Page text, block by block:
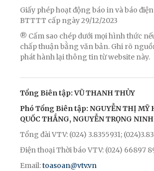
Giấy phép hoạt động báo in và báo
BTTTT cấp ngày 29/12/2023
® Cấm sao chép dưới mọi hình thức
chấp thuận bằng văn bản. Ghi rõ
phát hành lại thông tin từ website này.
Tổng Biên tập: VŨ THANH THỦY
Phó Tổng Biên tập: NGUYỄN THỊ MỸ
QUỐC THẮNG, NGUYỄN TRỌNG NINH
Tổng đài VTV: (024) 3.8355931;
Điện thoại Thời báo VTV: (024) 66897
Email:toasoan@vtv.vn